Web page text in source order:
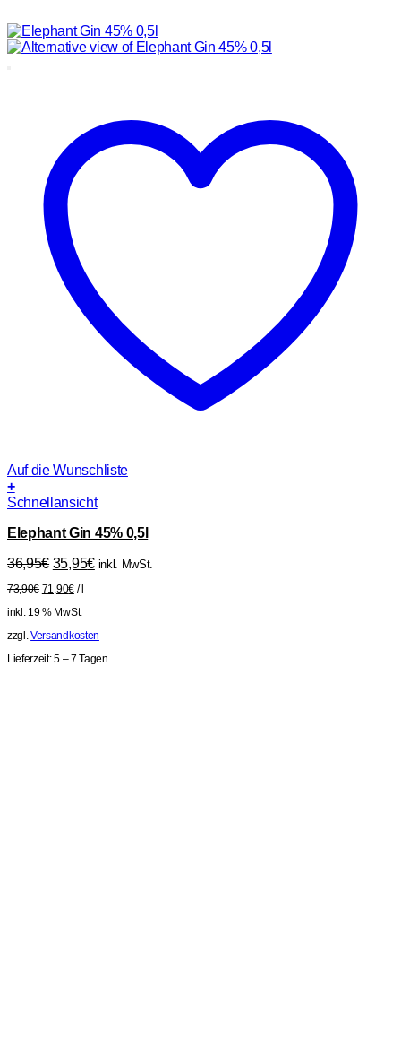
Auf die Wunschliste
+
Schnellansicht
Elephant Gin 45% 0,5l
36,95€ Ursprünglicher
war:
36,95€
35,95€Aktueller
inkl. MwSt.
73,90€ 71,90€/l
inkl. 19 % MwSt.
zzgl.Versandkosten
Lieferzeit:5 – 7 Tagen